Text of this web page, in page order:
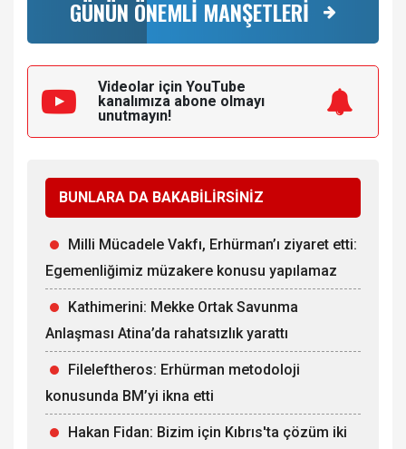
GÜNÜN ÖNEMLİ MANŞETLERİ
Videolar için YouTube
kanalımıza abone olmayı
unutmayın!
BUNLARA DA BAKABİLİRSİNİZ
Milli Mücadele Vakfı, Erhürman’ı ziyaret etti:
Egemenliğimiz müzakere konusu yapılamaz
Kathimerini: Mekke Ortak Savunma
Anlaşması Atina’da rahatsızlık yarattı
Fileleftheros: Erhürman metodoloji
konusunda BM’yi ikna etti
Hakan Fidan: Bizim için Kıbrıs'ta çözüm iki